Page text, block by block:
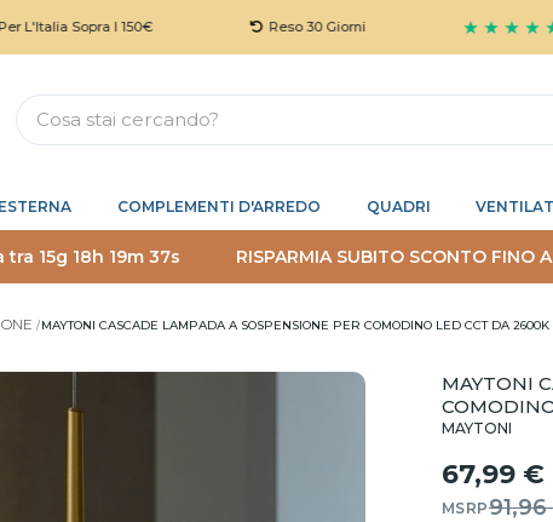
Sopra I 150€ Reso 30 Giorni ★ ★ ★ ★ ★
COMPLEMENTI D'ARREDO QUADRI
tra 15g 18h 19m 36s RISPARMIA SUBITO SCONTO FINO
MAYTONI CASCADE LAMPADA A SOSPENSIONE PER COMODINO LED CCT DA 2600K
MAYTONI
MAYTONI
67,99 €
MSRP